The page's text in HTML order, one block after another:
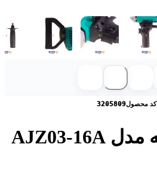
کد محصول3205809
دریل سه دسته مدل AJZ03-16A